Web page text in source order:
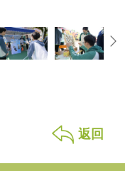
返回